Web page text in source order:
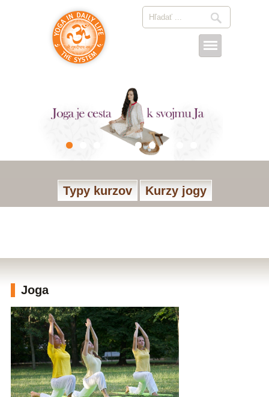
Typy kurzov Kurzy jogy
Joga